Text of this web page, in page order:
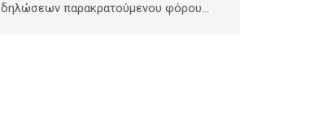
δηλώσεων παρακρατούμενου φόρου…